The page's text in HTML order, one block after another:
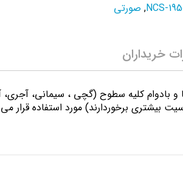
, صورتی
و بادوام کلیه سطوح (گچی ، سیمانی،
خریداران